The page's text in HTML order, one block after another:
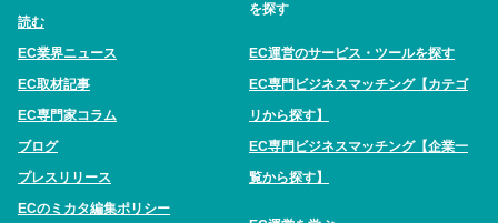
読む
EC業界ニュース
EC取材記事
EC専門家コラム
ブログ
プレスリリース
ECのミカタ編集ポリシー
を探す
EC運営のサービス・ツールを探す
EC専門ビジネスマッチング【カテゴ
リから探す】
EC専門ビジネスマッチング【企業一
覧から探す】